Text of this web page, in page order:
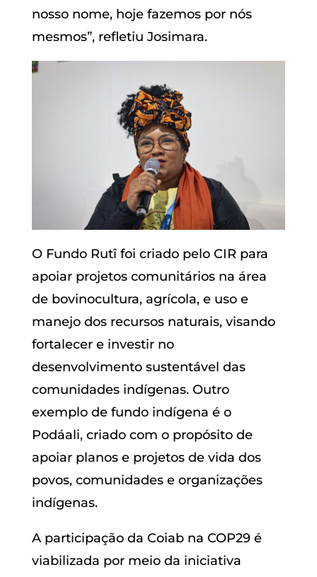
nosso nome, hoje fazemos por nós
mesmos”, refletiu Josimara.
O Fundo Rutî foi criado pelo CIR para
apoiar projetos comunitários na área
de bovinocultura, agrícola, e uso e
manejo dos recursos naturais, visando
fortalecer e investir no
desenvolvimento sustentável das
comunidades indígenas. Outro
exemplo de fundo indígena é o
Podáali, criado com o propósito de
apoiar planos e projetos de vida dos
povos, comunidades e organizações
indígenas.
A participação da Coiab na COP29 é
viabilizada por meio da iniciativa